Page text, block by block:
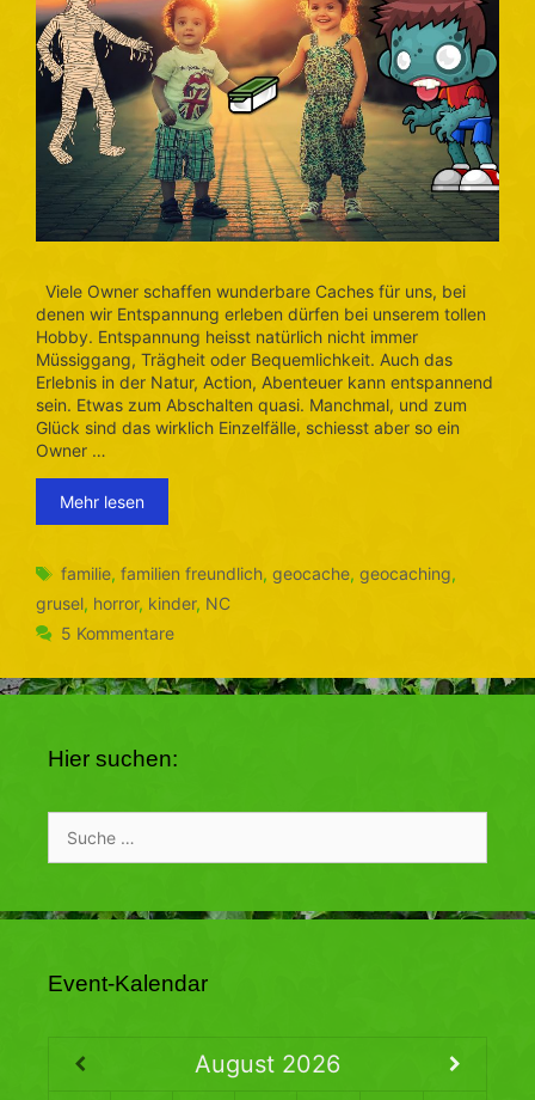
Viele Owner schaffen wunderbare Caches für uns, bei
denen wir Entspannung erleben dürfen bei unserem tollen
Hobby. Entspannung heisst natürlich nicht immer
Müssiggang, Trägheit oder Bequemlichkeit. Auch das
Erlebnis in der Natur, Action, Abenteuer kann entspannend
sein. Etwas zum Abschalten quasi. Manchmal, und zum
Glück sind das wirklich Einzelfälle, schiesst aber so ein
Owner …
Mehr lesen
Schlagwörter
familie,familien freundlich,geocache,geocaching,
grusel, horror, kinder, NC
5 Kommentare
Hier suchen:
nach:
Event-Kalendar
August 2026